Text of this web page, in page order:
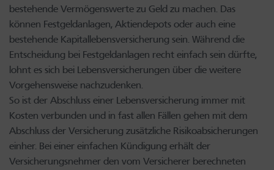
bestehende Vermögenswerte zu Geld zu machen. Das
können Festgeldanlagen, Aktiendepots oder auch eine
bestehende Kapitallebensversicherung sein. Während die
Entscheidung bei Festgeldanlagen recht einfach sein dürfte,
lohnt es sich bei Lebensversicherungen über die weitere
Vorgehensweise nachzudenken.
So ist der Abschluss einer Lebensversicherung immer mit
Kosten verbunden und in fast allen Fällen gehen mit dem
Abschluss der Versicherung zusätzliche Risikoabsicherungen
einher. Bei einer einfachen Kündigung erhält der
Versicherungsnehmer den vom Versicherer berechneten